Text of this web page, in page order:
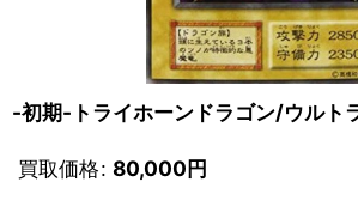
-初期-トライホーンドラゴン/ウルト
買取価格: 80,000円